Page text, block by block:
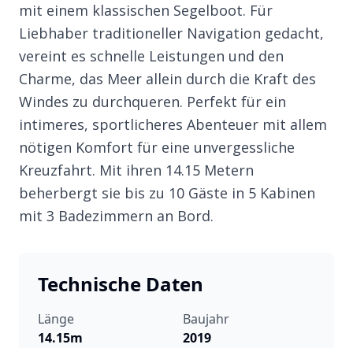
mit einem klassischen Segelboot. Für
Liebhaber traditioneller Navigation gedacht,
vereint es schnelle Leistungen und den
Charme, das Meer allein durch die Kraft des
Windes zu durchqueren. Perfekt für ein
intimeres, sportlicheres Abenteuer mit allem
nötigen Komfort für eine unvergessliche
Kreuzfahrt. Mit ihren 14.15 Metern
beherbergt sie bis zu 10 Gäste in 5 Kabinen
mit 3 Badezimmern an Bord.
Technische Daten
Länge
14.15m
Baujahr
2019